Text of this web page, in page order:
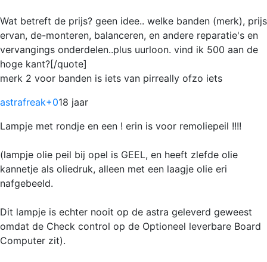
Wat betreft de prijs? geen idee.. welke banden (merk), prijs
ervan, de-monteren, balanceren, en andere reparatie's en
vervangings onderdelen..plus uurloon. vind ik 500 aan de
hoge kant?[/quote]
merk 2 voor banden is iets van pirreally ofzo iets
astrafreak+018 jaar
Lampje met rondje en een ! erin is voor remoliepeil !!!!
(lampje olie peil bij opel is GEEL, en heeft zlefde olie
kannetje als oliedruk, alleen met een laagje olie eri
nafgebeeld.
Dit lampje is echter nooit op de astra geleverd geweest
omdat de Check control op de Optioneel leverbare Board
Computer zit).